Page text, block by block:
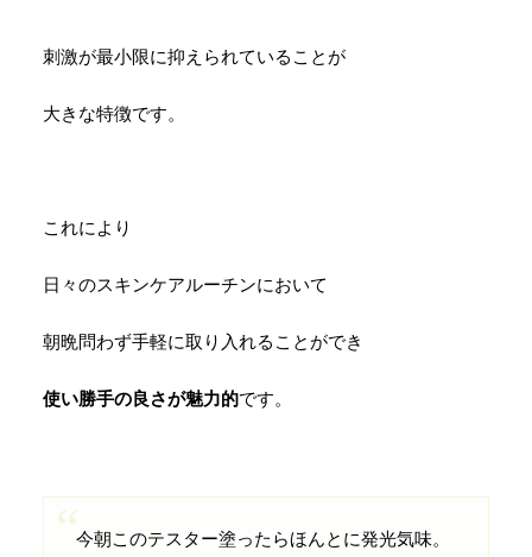
刺激が最小限に抑えられていることが
大きな特徴です。
これにより
日々のスキンケアルーチンにおいて
朝晩問わず手軽に取り入れることができ
使い勝手の良さが魅力的です。
今朝このテスター塗ったらほんとに発光気味。